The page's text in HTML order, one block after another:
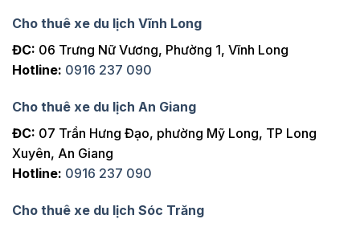
Cho thuê xe du lịch Vĩnh Long
ĐC: 06 Trưng Nữ Vương, Phường 1, Vĩnh Long
Hotline: 0916 237 090
Cho thuê xe du lịch An Giang
ĐC: 07 Trần Hưng Đạo, phường Mỹ Long, TP Long
Xuyên, An Giang
Hotline: 0916 237 090
Cho thuê xe du lịch Sóc Trăng